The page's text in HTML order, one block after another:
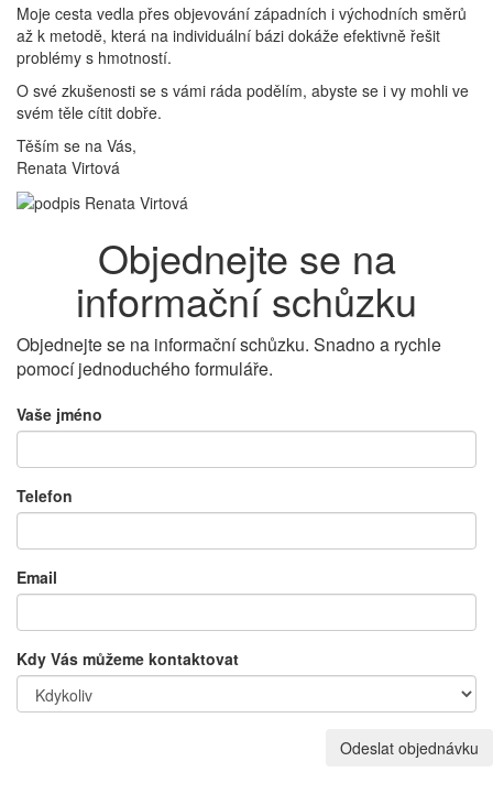
Moje cesta vedla přes objevování západních i východních směrů
až k metodě, která na individuální bázi dokáže efektivně řešit
problémy s hmotností.
O své zkušenosti se s vámi ráda podělím, abyste se i vy mohli ve
svém těle cítit dobře.
Těším se na Vás,
Renata Virtová
Objednejte se na
informační schůzku
Objednejte se na informační schůzku. Snadno a rychle
pomocí jednoduchého formuláře.
Vaše jméno
Telefon
Email
Kdy Vás můžeme kontaktovat
Odeslat objednávku